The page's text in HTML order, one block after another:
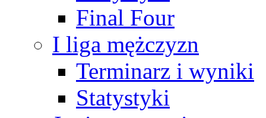
Final Four
I liga mężczyzn
Terminarz i wyniki
Statystyki